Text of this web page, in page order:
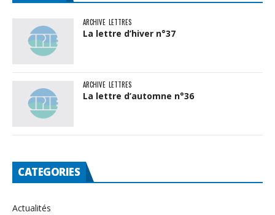
ARCHIVE LETTRES
La lettre d’hiver n°37
ARCHIVE LETTRES
La lettre d’automne n°36
CATEGORIES
Actualités